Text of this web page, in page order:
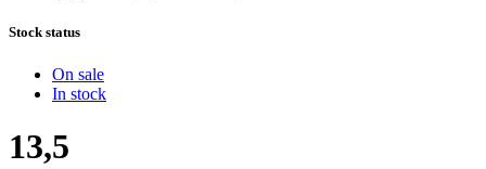
Stock status
On sale
In stock
13,5